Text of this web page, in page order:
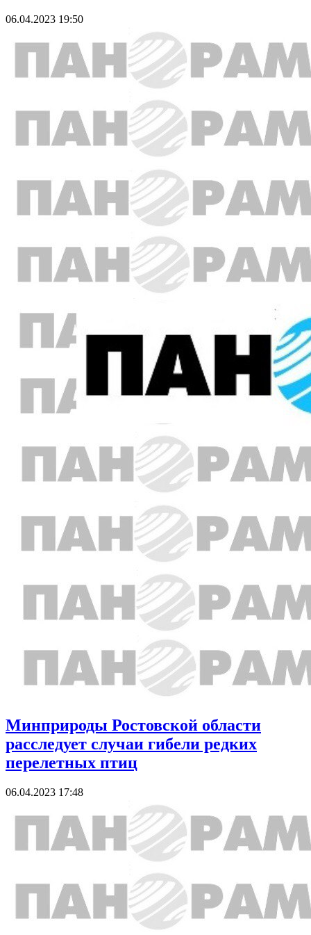
06.04.2023 19:50
Минприроды Ростовской области
расследует случаи гибели редких
перелетных птиц
06.04.2023 17:48